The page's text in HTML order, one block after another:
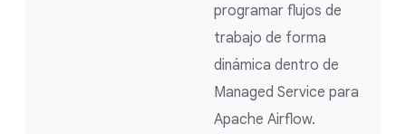
programar flujos de
trabajo de forma
dinámica dentro de
Managed Service para
Apache Airflow.